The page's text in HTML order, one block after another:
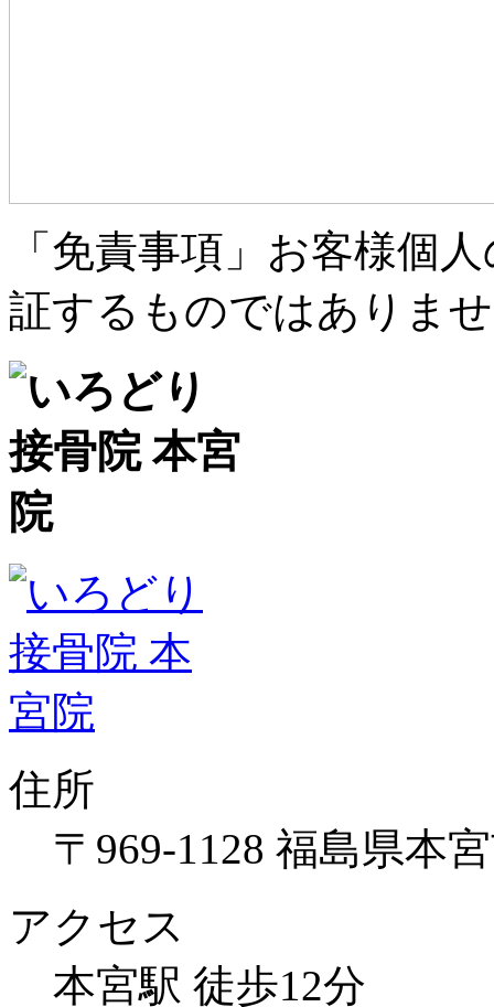
「免責事項」お客様個
証するものではありま
住所
〒969-1128 福島県本
アクセス
本宮駅 徒歩12分